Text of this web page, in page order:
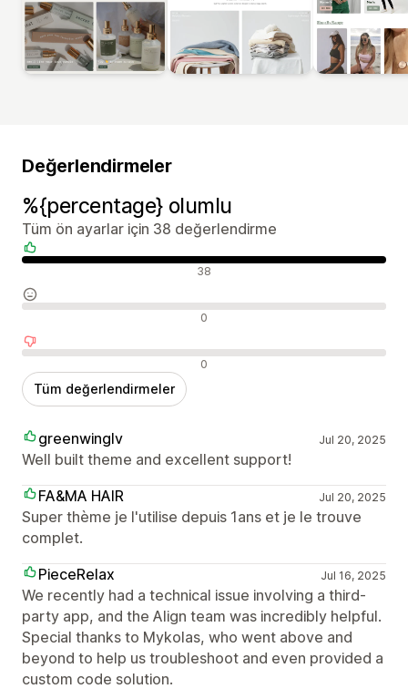
Değerlendirmeler
%{percentage} olumlu
Tüm ön ayarlar için 38 değerlendirme
Olumlu değerlendirmeler 38
Nötr değerlendirmeler 0
Olumsuz değerlendirmeler 0
Tüm değerlendirmeler
greenwinglv Jul 20, 2025
Well built theme and excellent support!
FA&MA HAIR
Jul 20, 2025
Super thème je l'utilise depuis 1ans et je le trouve
complet.
PieceRelax
Jul 16, 2025
We recently had a technical issue involving a third-
party app, and the Align team was incredibly helpful.
Special thanks to Mykolas, who went above and
beyond to help us troubleshoot and even provided a
custom code solution.